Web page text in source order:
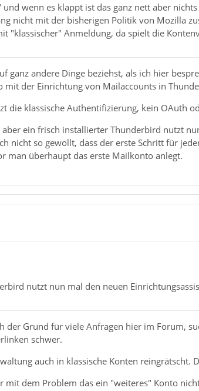
wenn es klappt ist das ganz nett aber
nicht mit der bisherigen Politik von Mozilla
"klassischer" Anmeldung, da spielt die
ganz andere Dinge beziehst, als ich hier
der Einrichtung von Mailaccounts in
die klassische Authentifizierung, kein OAuth
ein frisch installierter Thunderbird nutzt
nicht so gewollt, dass der erste Schritt für
man überhaupt das erste Mailkonto anlegt.
nutzt nun mal den neuen
der Grund für viele Anfragen hier im Forum,
schwer.
auch in klassische Konten reingrätscht.
mit dem Problem das ein "weiteres" Konto